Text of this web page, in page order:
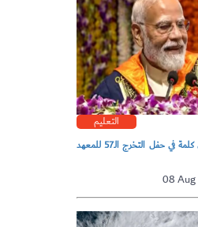
التعليم
رئيس الوزراء مودي يلقي كلمة في حفل التخرج الـ57 للمعهد